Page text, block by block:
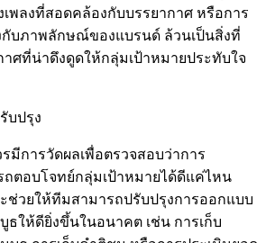
งเพลงที่สอดคล้องกับบรรยากาศ หรือการ
กับภาพลักษณ์ของแบรนด์ ล้วนเป็นสิ่งที่
าศที่น่าดึงดูดให้กลุ่มเป้าหมายประทับใจ
บปรุง
มีการวัดผลเพื่อตรวจสอบว่าการ
ตอบโจทย์กลุ่มเป้าหมายได้ดีแค่ไหน
ช่วยให้ทีมสามารถปรับปรุงการออกแบบ
ธให้ดียิ่งขึ้นในอนาคต เช่น การเก็บ